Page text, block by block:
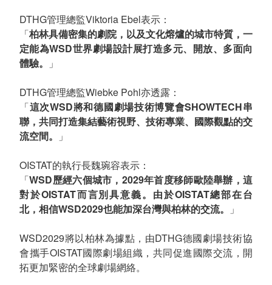
DTHG管理總監Viktoria Ebel表示：
「柏林具備密集的劇院，以及文化熔爐的城市特質，一
定能為WSD世界劇場設計展打造多元、開放、多面向
體驗。
」
DTHG管理總監Wiebke Pohl亦透露：
「這次WSD將和德國劇場技術博覽會SHOWTECH串
聯，共同打造集結藝術視野、技術專業、國際觀點的交
流空間。
」
OISTAT的執行長魏琬容表示：
「WSD歷經六個城市，2029年首度移師歐陸舉辦，這
對於OISTAT而言別具意義。由於OISTAT總部在台
北，相信WSD2029也能加深台灣與柏林的交流。
」
WSD2029將以柏林為據點，由DTHG德國劇場技術協
會攜手OISTAT國際劇場組織，共同促進國際交流，開
拓更加緊密的全球劇場網絡。